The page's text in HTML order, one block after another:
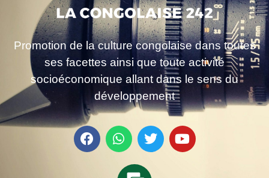
Promotion de la culture congolaise dans toutes
ses facettes ainsi que toute activité
socioéconomique allant dans le sens du
développement